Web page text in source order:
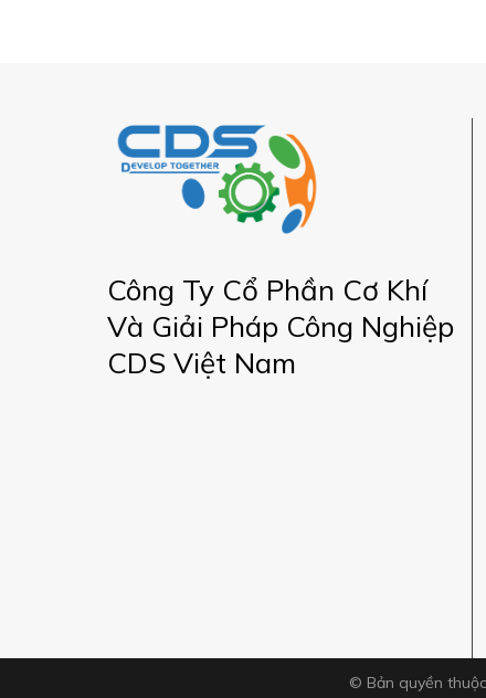
Công Ty Cổ Phần Cơ Khí
Và Giải Pháp Công Nghiệp
CDS Việt Nam
© Bản quyền